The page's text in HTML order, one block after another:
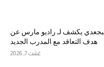
يكشف لـ راديو مارس عن
هدف التعاقد مع المدرب الجديد
غشت 7, 2026